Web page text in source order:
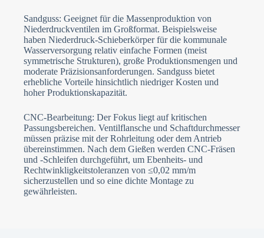
Sandguss: Geeignet für die Massenproduktion von
Niederdruckventilen im Großformat. Beispielsweise
haben Niederdruck-Schieberkörper für die kommunale
Wasserversorgung relativ einfache Formen (meist
symmetrische Strukturen), große Produktionsmengen und
moderate Präzisionsanforderungen. Sandguss bietet
erhebliche Vorteile hinsichtlich niedriger Kosten und
hoher Produktionskapazität.
CNC-Bearbeitung: Der Fokus liegt auf kritischen
Passungsbereichen. Ventilflansche und Schaftdurchmesser
müssen präzise mit der Rohrleitung oder dem Antrieb
übereinstimmen. Nach dem Gießen werden CNC-Fräsen
und -Schleifen durchgeführt, um Ebenheits- und
Rechtwinkligkeitstoleranzen von ≤0,02 mm/m
sicherzustellen und so eine dichte Montage zu
gewährleisten.